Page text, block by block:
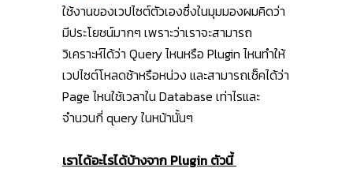
ใช้งานของเวปไซต์ตัวเองซึ่งในมุมมองผมคิดว่า
มีประโยชน์มากๆ เพราะว่าเราจะสามารถ
วิเคราะห์ได้ว่า Query ไหนหรือ Plugin ไหนทำให้
เวปไซต์โหลดช้าหรือหน่วง และสามารถเช็คได้ว่า
Page ไหนใช้เวลาใน Database เท่าไรและ
จำนวนกี่ query ในหน้านั้นๆ
เราได้อะไรได้บ้างจาก Plugin ตัวนี้